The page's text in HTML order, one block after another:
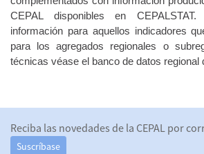
CEPAL disponibles en
información para aquellos indicadores
para los agregados regionales o
técnicas véase el banco de datos regional
Reciba las novedades de la CEPAL por
Suscríbase